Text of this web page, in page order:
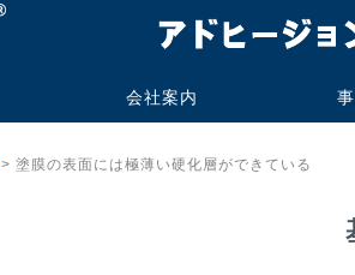
会社案内
> 塗膜の表面には極薄い硬化層ができている